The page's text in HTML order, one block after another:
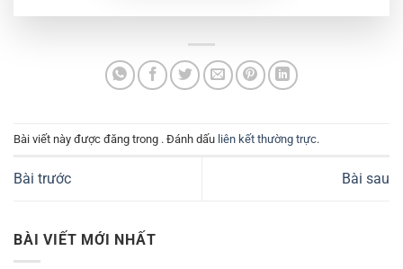
Bài viết này được đăng trong . Đánh dấu liên kết thường trực.
Bài trước Bài sau
BÀI VIẾT MỚI NHẤT